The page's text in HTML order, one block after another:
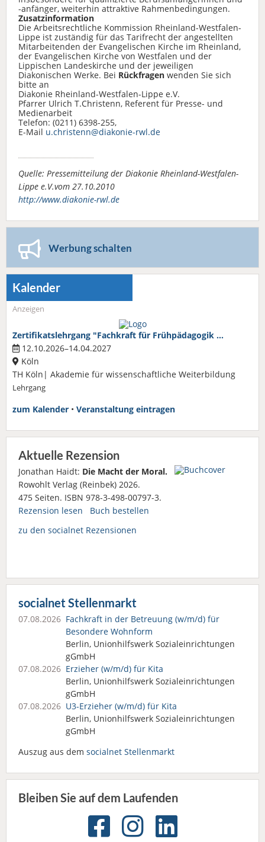
-anfänger, weiterhin attraktive Rahmenbedingungen.
Zusatzinformation
Die Arbeitsrechtliche Kommission Rheinland-Westfalen-
Lippe ist zuständig für das Tarifrecht der angestellten
Mitarbeitenden der Evangelischen Kirche im Rheinland,
der Evangelischen Kirche von Westfalen und der
Lippischen Landeskirche und der jeweiligen
Diakonischen Werke. Bei Rückfragen wenden Sie sich
bitte an
Diakonie Rheinland-Westfalen-Lippe e.V.
Pfarrer Ulrich T.Christenn, Referent für Presse- und
Medienarbeit
Telefon: (0211) 6398-255,
E-Mail u.christenn@diakonie-rwl.de
Quelle: Pressemitteilung der Diakonie Rheinland-Westfalen-
Lippe e.V.vom 27.10.2010
http://www.diakonie-rwl.de
Werbung schalten
Kalender
Anzeigen
Zertifikatslehrgang "Fachkraft für Frühpädagogik …
12.10.2026–14.04.2027
Köln
TH Köln| Akademie für wissenschaftliche Weiterbildung
Lehrgang
zum Kalender • Veranstaltung eintragen
Aktuelle Rezension
Jonathan Haidt: Die Macht der Moral.
Rowohlt Verlag (Reinbek) 2026.
475 Seiten. ISBN 978-3-498-00797-3.
Rezension lesen
Buch bestellen
zu den socialnet Rezensionen
socialnet Stellenmarkt
07.08.2026 Fachkraft in der Betreuung (w/m/d) für
Besondere Wohnform
Berlin, Unionhilfswerk Sozialeinrichtungen
gGmbH
07.08.2026 Erzieher (w/m/d) für Kita
Berlin, Unionhilfswerk Sozialeinrichtungen
gGmbH
07.08.2026 U3-Erzieher (w/m/d) für Kita
Berlin, Unionhilfswerk Sozialeinrichtungen
gGmbH
Auszug aus dem socialnet Stellenmarkt
Bleiben Sie auf dem Laufenden